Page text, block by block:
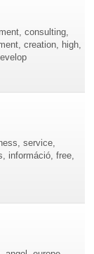
consulting,
creation, high,
service,
információ, free,